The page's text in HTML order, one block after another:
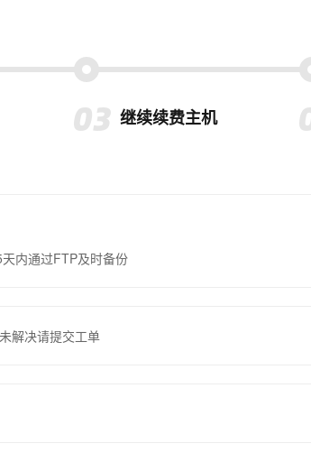
继续续费主机
内通过FTP及时备份
解决请提交工单